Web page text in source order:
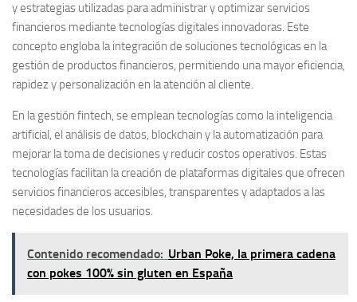
y estrategias utilizadas para administrar y optimizar servicios
financieros mediante tecnologías digitales innovadoras. Este
concepto engloba la integración de soluciones tecnológicas en la
gestión de productos financieros, permitiendo una mayor eficiencia,
rapidez y personalización en la atención al cliente.
En la gestión fintech, se emplean tecnologías como la inteligencia
artificial, el análisis de datos, blockchain y la automatización para
mejorar la toma de decisiones y reducir costos operativos. Estas
tecnologías facilitan la creación de plataformas digitales que ofrecen
servicios financieros accesibles, transparentes y adaptados a las
necesidades de los usuarios.
Contenido recomendado: Urban Poke, la primera cadena
con pokes 100% sin gluten en España